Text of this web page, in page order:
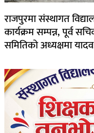
राजपुरमा संस्थागत
कार्यक्रम सम्पन्न, पूर्व
समितिको अध्यक्षमा